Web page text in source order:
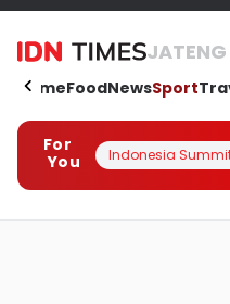
JATENG
HomeFoodNewsSport
For
You
Indonesia